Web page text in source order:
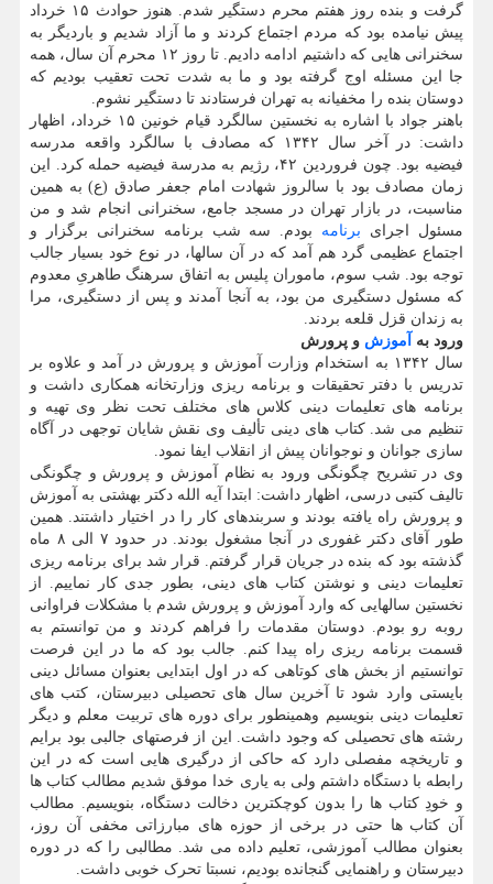
گرفت و بنده روز هفتم محرم دستگیر شدم. هنوز حوادث ۱۵ خرداد
پیش نیامده بود که مردم اجتماع کردند و ما آزاد شدیم و باردیگر به
سخنرانی هایی که داشتیم ادامه دادیم. تا روز ۱۲ محرم آن سال، همه
جا این مسئله اوج گرفته بود و ما به شدت تحت تعقیب بودیم که
دوستان بنده را مخفیانه به تهران فرستادند تا دستگیر نشوم.
باهنر جواد با اشاره به نخستین سالگرد قیام خونین ۱۵ خرداد، اظهار
داشت: در آخر سال ۱۳۴۲ که مصادف با سالگرد واقعه مدرسه
فیضیه بود. چون فروردین ۴۲، رژیم به مدرسة فیضیه حمله کرد. این
زمان مصادف بود با سالروز شهادت امام جعفر صادق (ع) به همین
مناسبت، در بازار تهران در مسجد جامع، سخنرانی انجام شد و من
مسئول اجرای برنامه بودم. سه شب برنامه سخنرانی برگزار و
اجتماع عظیمی گرد هم آمد که در آن سالها، در نوع خود بسیار جالب
توجه بود. شب سوم، ماموران پلیس به اتفاق سرهنگ طاهریِ معدوم
که مسئول دستگیری من بود، به آنجا آمدند و پس از دستگیری، مرا
به زندان قزل قلعه بردند.
ورود به
آموزش و پرورش
سال ۱۳۴۲ به استخدام وزارت آموزش و پرورش در آمد و علاوه بر
تدریس با دفتر تحقیقات و برنامه ریزی وزارتخانه همکاری داشت و
برنامه های تعلیمات دینی کلاس های مختلف تحت نظر وی تهیه و
تنظیم می شد. کتاب های دینی تألیف وی نقش شایان توجهی در آگاه
سازی جوانان و نوجوانان پیش از انقلاب ایفا نمود.
وی در تشریح چگونگی ورود به نظام آموزش و پرورش و چگونگی
تالیف کتبی درسی، اظهار داشت: ابتدا آیه الله دکتر بهشتی به آموزش
و پرورش راه یافته بودند و سربندهای کار را در اختیار داشتند. همین
طور آقای دکتر غفوری در آنجا مشغول بودند. در حدود ۷ الی ۸ ماه
گذشته بود که بنده در جریان قرار گرفتم. قرار شد برای برنامه ریزی
تعلیمات دینی و نوشتن کتاب های دینی، بطور جدی کار نماییم. از
نخستین سالهایی که وارد آموزش و پرورش شدم با مشکلات فراوانی
روبه رو بودم. دوستان مقدمات را فراهم کردند و من توانستم به
قسمت برنامه ریزی راه پیدا کنم. جالب بود که ما در این فرصت
توانستیم از بخش های کوتاهی که در اول ابتدایی بعنوان مسائل دینی
بایستی وارد شود تا آخرین سال های تحصیلی دبیرستان، کتب های
تعلیمات دینی بنویسیم وهمینطور برای دوره های تربیت معلم و دیگر
رشته های تحصیلی که وجود داشت. این از فرصتهای جالبی بود برایم
و تاریخچه مفصلی دارد که حاکی از درگیری هایی است که در این
رابطه با دستگاه داشتم ولی به یاری خدا موفق شدیم مطالب کتاب ها
و خودِ کتاب ها را بدون کوچکترین دخالت دستگاه، بنویسیم. مطالب
آن کتاب ها حتی در برخی از حوزه های مبارزاتی مخفی آن روز،
بعنوان مطالب آموزشی، تعلیم داده می شد. مطالبی را که در دوره
دبیرستان و راهنمایی گنجانده بودیم، نسبتا تحرک خوبی داشت.